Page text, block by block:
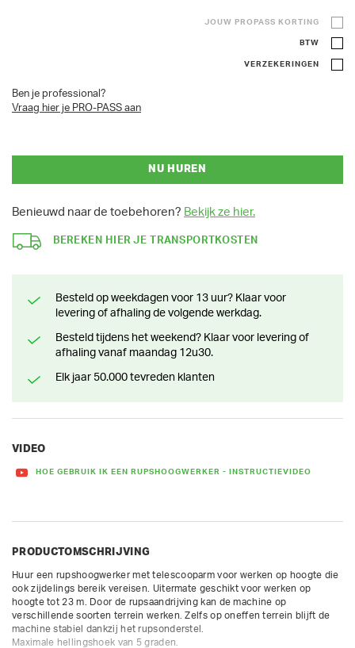
JOUW PROPASS KORTING
BTW
VERZEKERINGEN
Ben je professional?
Vraag hier je PRO-PASS aan
NU HUREN
Benieuwd naar de toebehoren? Bekijk ze hier.
BEREKEN HIER JE TRANSPORTKOSTEN
Besteld op weekdagen voor 13 uur? Klaar voor
levering of afhaling de volgende werkdag.
Besteld tijdens het weekend? Klaar voor levering of
afhaling vanaf maandag 12u30.
Elk jaar 50.000 tevreden klanten
VIDEO
HOE GEBRUIK IK EEN RUPSHOOGWERKER - INSTRUCTIEVIDEO
PRODUCTOMSCHRIJVING
Huur een rupshoogwerker met telescooparm voor werken op hoogte die
ook zijdelings bereik vereisen. Uitermate geschikt voor werken op
hoogte tot 23 m. Door de rupsaandrijving kan de machine op
verschillende soorten terrein werken. Zelfs op oneffen terrein blijft de
machine stabiel dankzij het rupsonderstel.
Maximale hellingshoek van 5 graden.